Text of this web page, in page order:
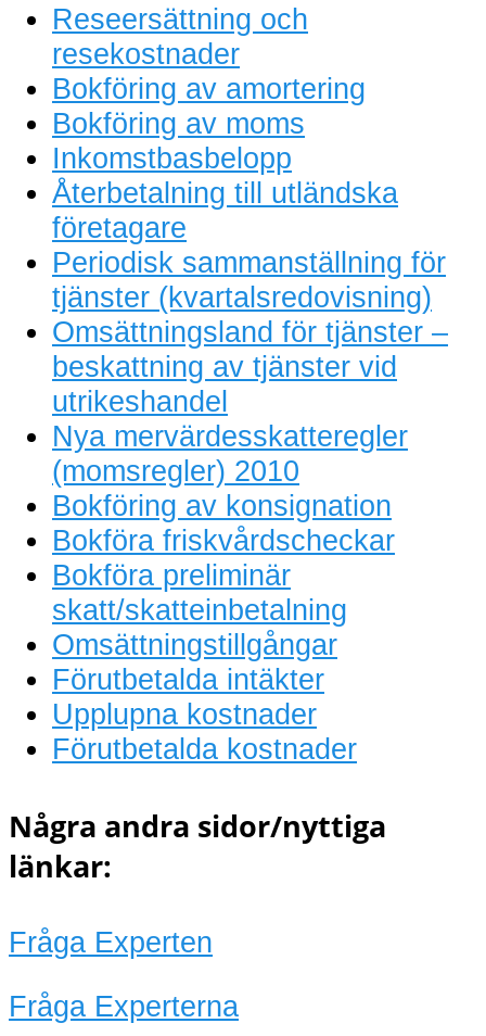
Reseersättning och
resekostnader
Bokföring av amortering
Bokföring av moms
Inkomstbasbelopp
Återbetalning till utländska
företagare
Periodisk sammanställning för
tjänster (kvartalsredovisning)
Omsättningsland för tjänster –
beskattning av tjänster vid
utrikeshandel
Nya mervärdesskatteregler
(momsregler) 2010
Bokföring av konsignation
Bokföra friskvårdscheckar
Bokföra preliminär
skatt/skatteinbetalning
Omsättningstillgångar
Förutbetalda intäkter
Upplupna kostnader
Förutbetalda kostnader
Några andra sidor/nyttiga
länkar:
Fråga Experten
Fråga Experterna